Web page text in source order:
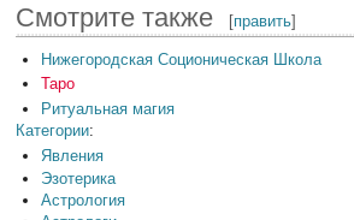
Смотрите также [править]
Нижегородская Соционическая Школа
Таро
Ритуальная магия
Категории:
Явления
Эзотерика
Астрология